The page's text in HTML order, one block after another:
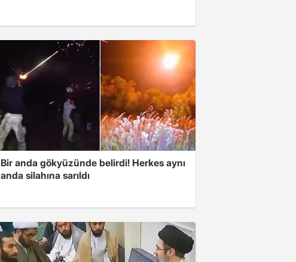
Bir anda gökyüzünde belirdi! Herkes aynı
anda silahına sarıldı